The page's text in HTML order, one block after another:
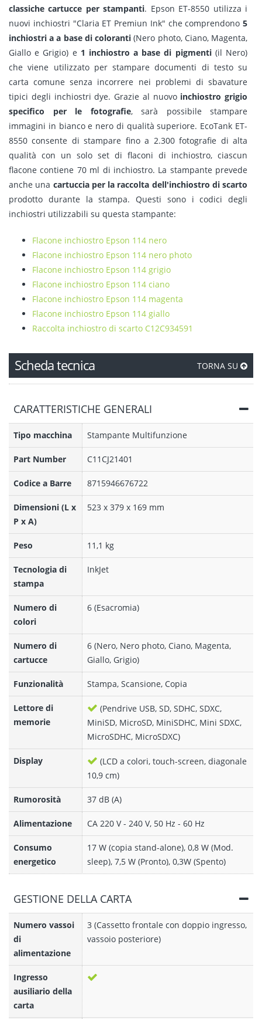
classiche cartucce per stampanti. Epson ET-8550 utilizza i
nuovi inchiostri "Claria ET Premiun Ink" che comprendono 5
inchiostri a a base di coloranti (Nero photo, Ciano, Magenta,
Giallo e Grigio) e 1 inchiostro a base di pigmenti(il Nero)
che viene utilizzato per stampare documenti di testo su
carta comune senza incorrere nei problemi di sbavature
tipici degli inchiostri dye. Grazie al nuovo inchiostro grigio
specifico per le fotografie, sarà possibile stampare
immagini in bianco e nero di qualità superiore. EcoTank ET-
8550 consente di stampare fino a 2.300 fotografie di alta
qualità con un solo set di flaconi di inchiostro, ciascun
flacone contiene 70 ml di inchiostro. La stampante prevede
anche una cartuccia per la raccolta dell'inchiostro di scarto
prodotto durante la stampa. Questi sono i codici degli
inchiostri utilizzabili su questa stampante:
Flacone inchiostro Epson 114 nero
Flacone inchiostro Epson 114 nero photo
Flacone inchiostro Epson 114 grigio
Flacone inchiostro Epson 114 ciano
Flacone inchiostro Epson 114 magenta
Flacone inchiostro Epson 114 giallo
Raccolta inchiostro di scarto C12C934591
Scheda tecnica TORNA SU
CARATTERISTICHE GENERALI
Tipo macchina Stampante Multifunzione
Part Number C11CJ21401
Codice a Barre 8715946676722
Dimensioni (L x
P x A)
523‎ x 379 x 169 mm
Peso 11,1 kg
Tecnologia di
stampa
InkJet
Numero di
colori
6 (Esacromia)
Numero di
cartucce
6 (Nero, Nero photo, Ciano, Magenta,
Giallo, Grigio)
Funzionalità Stampa, Scansione, Copia
Lettore di
memorie
(Pendrive USB, SD, SDHC, SDXC,
MiniSD, MicroSD, MiniSDHC, Mini SDXC,
MicroSDHC, MicroSDXC)
Display
(LCD a colori, touch-screen, diagonale
10,9 cm)
Rumorosità 37 dB (A)
Alimentazione CA 220 V - 240 V, 50 Hz - 60 Hz
Consumo
energetico
17 W (copia stand-alone), 0,8 W (Mod.
sleep), 7,5 W (Pronto), 0,3W (Spento)
GESTIONE DELLA CARTA
Numero vassoi
di
alimentazione
3 (Cassetto frontale con doppio ingresso,
vassoio posteriore)
Ingresso
ausiliario della
carta